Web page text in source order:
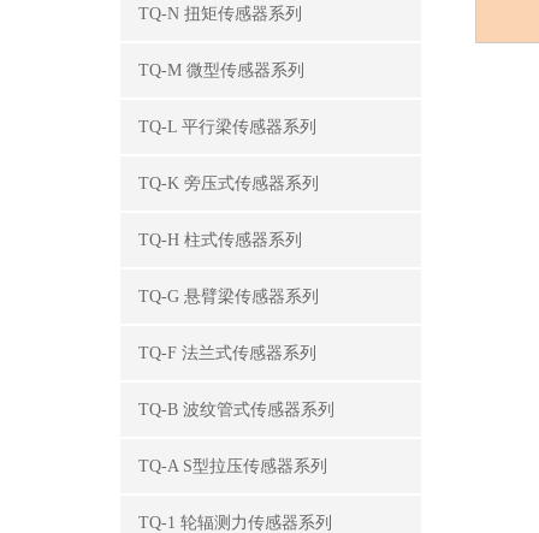
TQ-N 扭矩传感器系列
TQ-M 微型传感器系列
TQ-L 平行梁传感器系列
TQ-K 旁压式传感器系列
TQ-H 柱式传感器系列
TQ-G 悬臂梁传感器系列
TQ-F 法兰式传感器系列
TQ-B 波纹管式传感器系列
TQ-A S型拉压传感器系列
TQ-1 轮辐测力传感器系列